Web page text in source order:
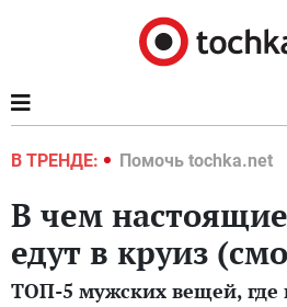
В ТРЕНДЕ:
2022 Помочь tochka.net
В чем
едут в круиз
ТОП-5 мужских вещей, где